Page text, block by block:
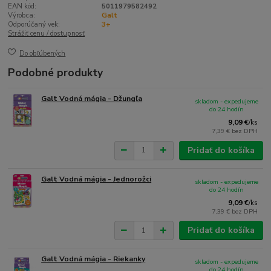
EAN kód:
5011979582492
Výrobca:
Galt
Odporúčaný vek:
3+
Strážiť cenu / dostupnosť
Do obľúbených
Podobné produkty
Galt Vodná mágia - Džungľa
9,09 €/ks
7,39 € bez DPH
skladom - expedujeme
do 24 hodín
Pridať do košíka
Galt Vodná mágia - Jednorožci
9,09 €/ks
7,39 € bez DPH
skladom - expedujeme
do 24 hodín
Pridať do košíka
Galt Vodná mágia - Riekanky
skladom - expedujeme